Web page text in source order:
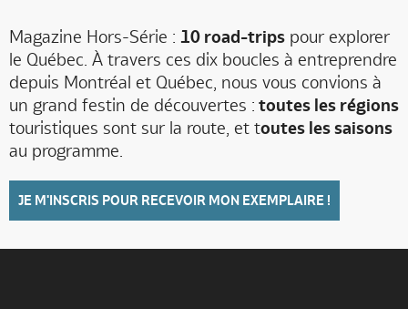
Magazine Hors-Série : 10 road-trips pour explorer
le Québec. À travers ces dix boucles à entreprendre
depuis Montréal et Québec, nous vous convions à
un grand festin de découvertes : toutes les régions
touristiques sont sur la route, et toutes les saisons
au programme.
JE M'INSCRIS POUR RECEVOIR MON EXEMPLAIRE !